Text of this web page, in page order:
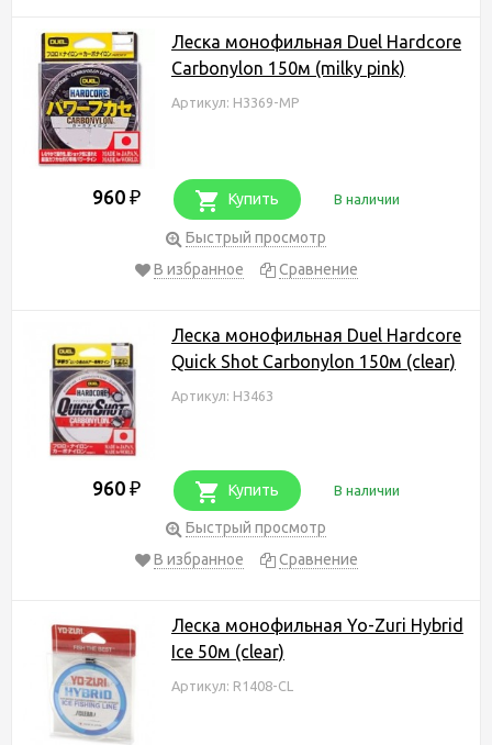
Леска монофильная Duel Hardcore
Carbonylon 150м (milky pink)
Артикул: H3369-MP
960 ₽ Купить В наличии
Быстрый просмотр
В избранное
Сравнение
Леска монофильная Duel Hardcore
Quick Shot Carbonylon 150м (clear)
Артикул: H3463
960 ₽ Купить В наличии
Быстрый просмотр
В избранное
Сравнение
Леска монофильная Yo-Zuri Hybrid
Ice 50м (clear)
Артикул: R1408-CL